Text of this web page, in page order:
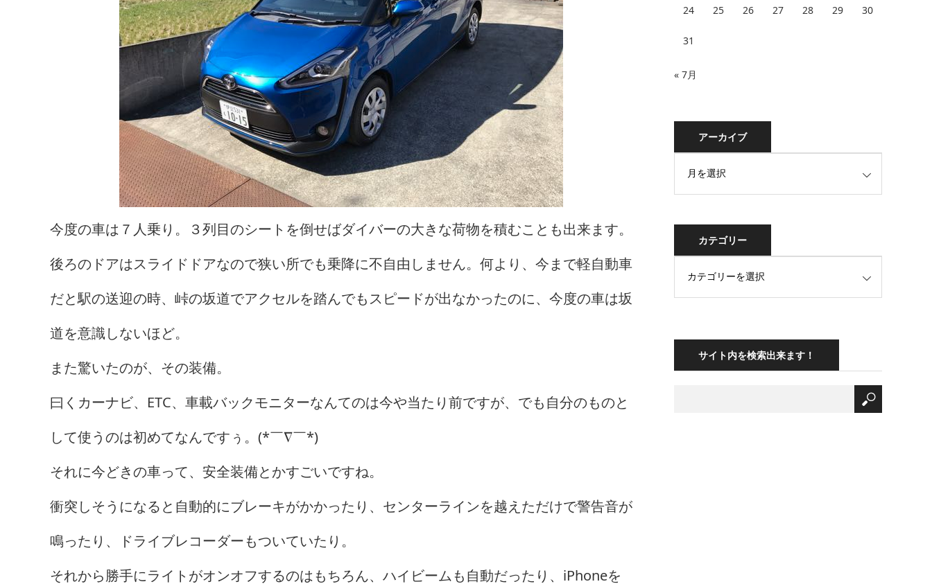
今度の車は７人乗り。３列目のシートを倒せばダイバーの大きな荷物を積むことも出来ます。
後ろのドアはスライドドアなので狭い所でも乗降に不自由しません。何より、今まで軽自動車
だと駅の送迎の時、峠の坂道でアクセルを踏んでもスピードが出なかったのに、今度の車は坂
道を意識しないほど。
また驚いたのが、その装備。
曰くカーナビ、ETC、車載バックモニターなんてのは今や当たり前ですが、でも自分のものと
して使うのは初めてなんですぅ。(*￣∇￣*)
それに今どきの車って、安全装備とかすごいですね。
衝突しそうになると自動的にブレーキがかかったり、センターラインを越えただけで警告音が
鳴ったり、ドライブレコーダーもついていたり。
それから勝手にライトがオンオフするのはもちろん、ハイビームも自動だったり、iPhoneを
24 25 26 27 28 29 30
31
« 7月
アーカイブ
カテゴリー
サイト内を検索出来ます！